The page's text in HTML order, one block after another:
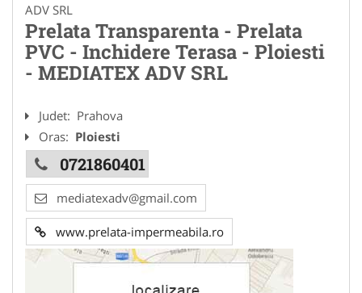
ADV SRL
Prelata Transparenta - Prelata
PVC - Inchidere Terasa - Ploiesti
- MEDIATEX ADV SRL
Judet: Prahova
Oras: Ploiesti
0721860401
mediatexadv@gmail.com
www.prelata-impermeabila.ro